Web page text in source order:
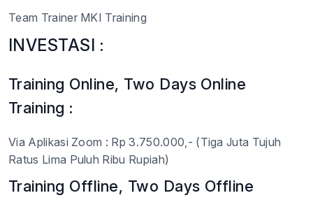
Team Trainer MKI Training
INVESTASI :
Training Online, Two Days Online
Training :
Via Aplikasi Zoom : Rp 3.750.000,- (Tiga Juta Tujuh
Ratus Lima Puluh Ribu Rupiah)
Training Offline, Two Days Offline